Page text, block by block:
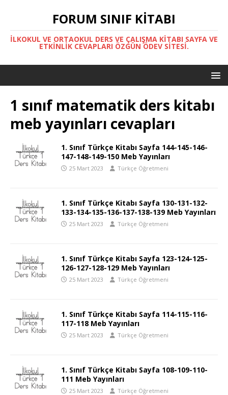
FORUM SINIF KITABI
İLKOKUL VE ORTAOKUL DERS VE ÇALIŞMA KITABI SAYFA VE
ETKINLIK CEVAPLARI ÖZGÜN ÖDEV SITESI.
1 sınıf matematik ders kitabı
meb yayınları cevapları
1. Sınıf Türkçe Kitabı Sayfa 144-145-146-
147-148-149-150 Meb Yayınları
25 Mart 2023 Türkçe Öğretmeni
1. Sınıf Türkçe Kitabı Sayfa 130-131-132-
133-134-135-136-137-138-139 Meb Yayınları
25 Mart 2023 Türkçe Öğretmeni
1. Sınıf Türkçe Kitabı Sayfa 123-124-125-
126-127-128-129 Meb Yayınları
25 Mart 2023 Türkçe Öğretmeni
1. Sınıf Türkçe Kitabı Sayfa 114-115-116-
117-118 Meb Yayınları
25 Mart 2023 Türkçe Öğretmeni
1. Sınıf Türkçe Kitabı Sayfa 108-109-110-
111 Meb Yayınları
25 Mart 2023 Türkçe Öğretmeni